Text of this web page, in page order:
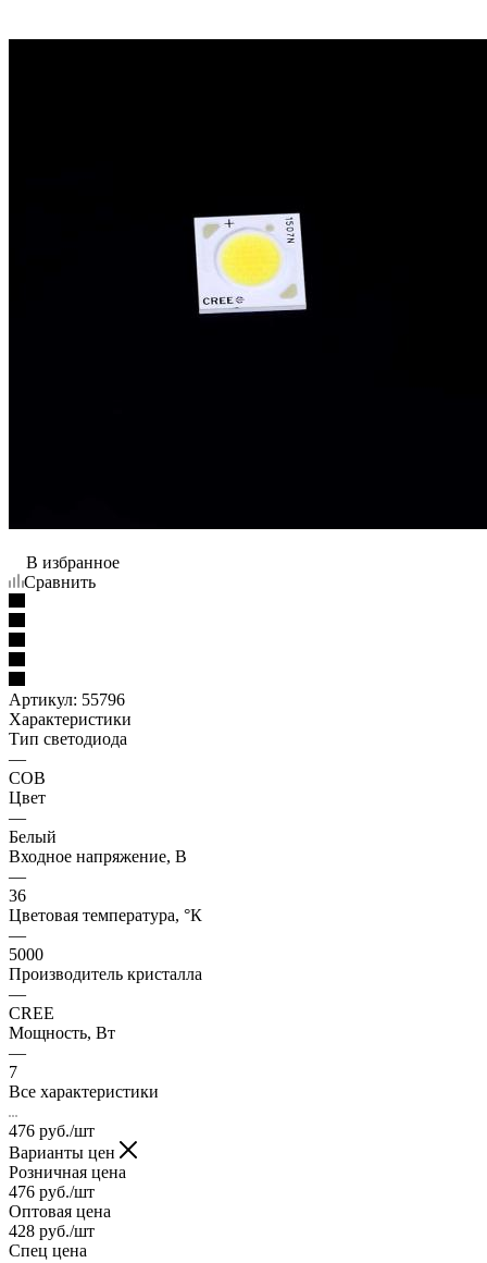
В избранное
Сравнить
Артикул: 55796
Характеристики
Тип светодиода
—
COB
Цвет
—
Белый
Входное напряжение, В
—
36
Цветовая температура, °К
—
5000
Производитель кристалла
—
CREE
Мощность, Вт
—
7
Все характеристики
476 руб./шт
Варианты цен
Розничная цена
476 руб./шт
Оптовая цена
428 руб./шт
Спец цена